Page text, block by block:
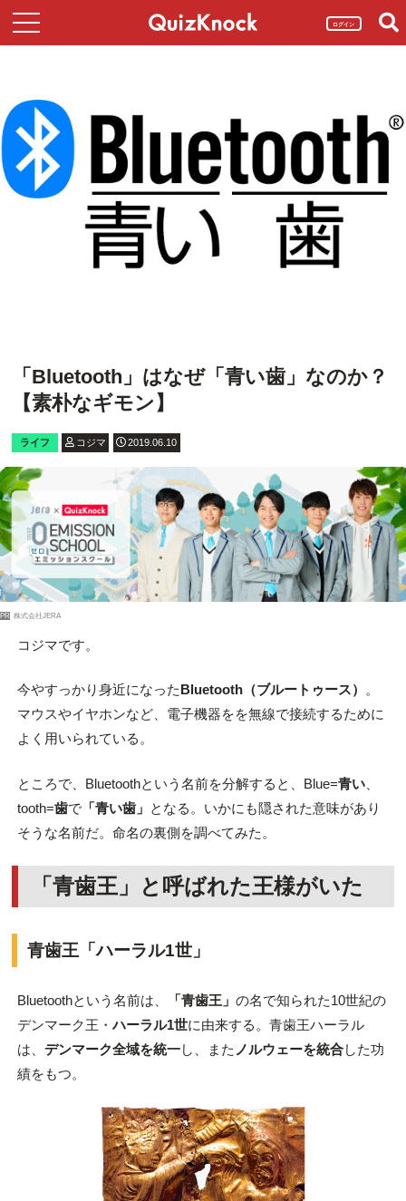
ログイン
「Bluetooth」はなぜ「青い歯」なのか？
【素朴なギモン】
ライフ コジマ 2019.06.10
PR 株式会社JERA
コジマです。
今やすっかり身近になった Bluetooth（ブルートゥース） 。
マウスやイヤホンなど、電子機器をを無線で接続するために
よく用いられている。
ところで、Bluetoothという名前を分解すると、Blue=青い、
tooth=歯で「青い歯」 となる。いかにも隠された意味があり
そうな名前だ。命名の裏側を調べてみた。
「青歯王」と呼ばれた王様がいた
青歯王「ハーラル1世」
Bluetoothという名前は、 「青歯王」 の名で知られた10世紀の
デンマーク王・ハーラル1世に由来する。青歯王ハーラル
は、 デンマーク全域を統一し、また ノルウェーを統合した功
績をもつ。